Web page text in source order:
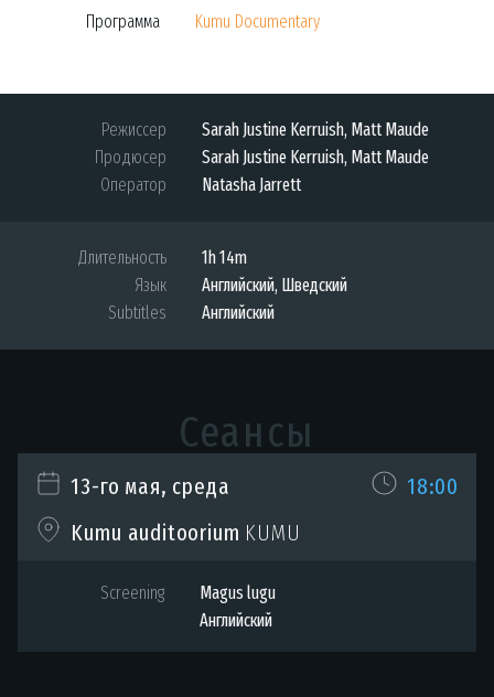
Программа Kumu Documentary
Режиссер
Sarah Justine Kerruish, Matt Maude
Продюсер
Sarah Justine Kerruish, Matt Maude
Оператор
Natasha Jarrett
Длительность
1h 14m
Язык
Английский, Шведский
Subtitles
Английский
Сеансы
13-го мая, среда
18:00
Kumu auditoorium KUMU
Screening
Magus lugu
Английский